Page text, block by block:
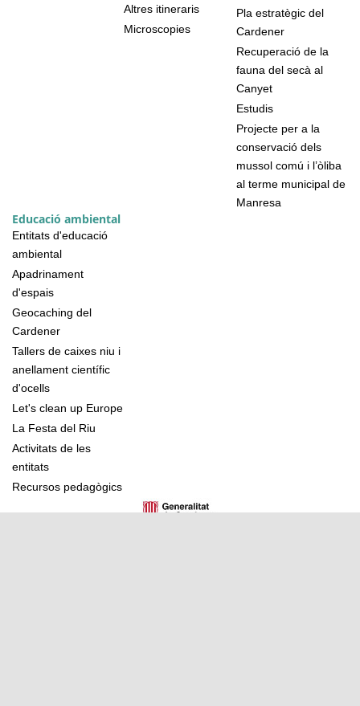
Altres itineraris
Microscopies
Pla estratègic del
Cardener
Recuperació de la
fauna del secà al
Canyet
Estudis
Projecte per a la
conservació dels
mussol comú i l’òliba
al terme municipal de
Manresa
Educació ambiental
Entitats d'educació
ambiental
Apadrinament
d'espais
Geocaching del
Cardener
Tallers de caixes niu i
anellament científic
d'ocells
Let's clean up Europe
La Festa del Riu
Activitats de les
entitats
Recursos pedagògics